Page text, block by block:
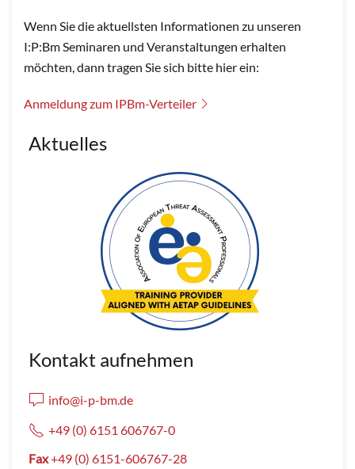
Wenn Sie die aktuellsten Informationen zu unseren
I:P:Bm Seminaren und Veranstaltungen erhalten
möchten, dann tragen Sie sich bitte hier ein:
Anmeldung zum IPBm-Verteiler
Aktuelles
Kontakt aufnehmen
info@i-p-bm.de
+49 (0) 6151 606767-0
Fax+49 (0) 6151-606767-28